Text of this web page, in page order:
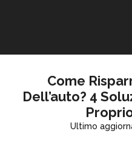
Come
Dell’auto? 4
Ultimo